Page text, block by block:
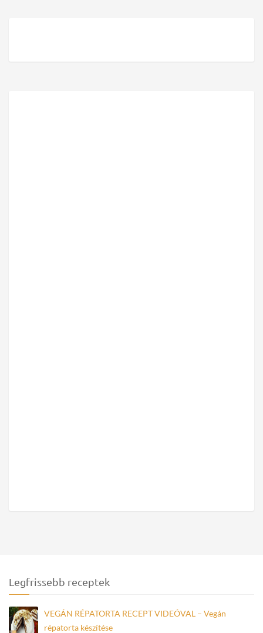
Legfrissebb receptek
VEGÁN RÉPATORTA RECEPT VIDEÓVAL – Vegán
répatorta készítése